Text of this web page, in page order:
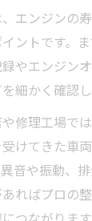
エンジンの
ントです。
やエンジン
細かく確認し
修理工場で
けてきた車
音や振動、
ればプロの